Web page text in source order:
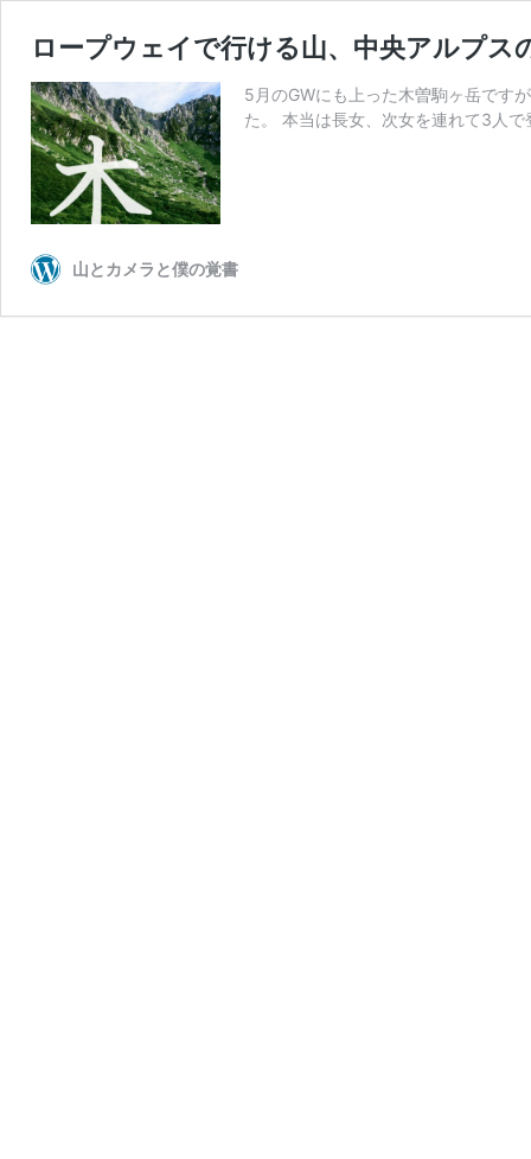
ロープウェイで行ける山、中央アルプス
5月のGWにも上った木曽駒ヶ岳です
た。 本当は長女、次女を連れて3人
山とカメラと僕の覚書